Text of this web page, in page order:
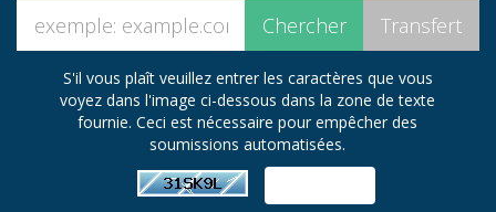
S'il vous plaît veuillez entrer les caractères que vous
voyez dans l'image ci-dessous dans la zone de texte
fournie. Ceci est nécessaire pour empêcher des
soumissions automatisées.